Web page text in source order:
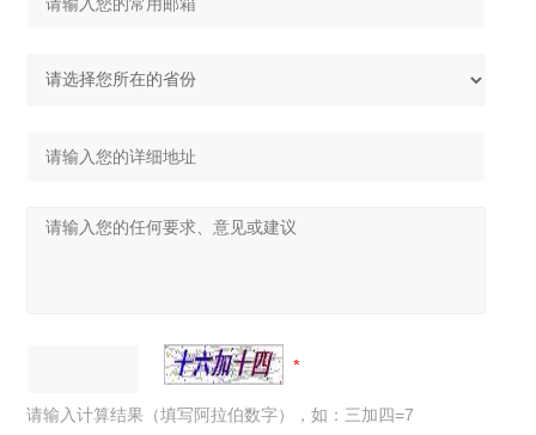
请输入计算结果（填写阿拉伯数字），如：三加四=7